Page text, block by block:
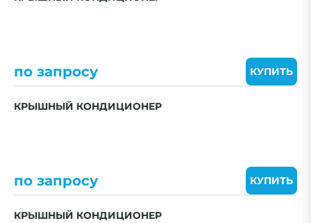
по запросу КУПИТЬ
КРЫШНЫЙ КОНДИЦИОНЕР
по запросу КУПИТЬ
КРЫШНЫЙ КОНДИЦИОНЕР